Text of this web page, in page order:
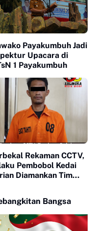
Payakumbuh Jadi
Upacara di
1 Payakumbuh
Rekaman CCTV,
Pembobol Kedai
Diamankan Tim
Bangsa